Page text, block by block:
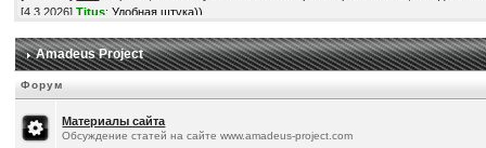
[4.3.2026]Titus:Удобная штука))
[28.2.2026]Titus:По ценам - наверное да))
[28.2.2026]Titus:Понимаю))
[28.2.2026
[28.2.2026]SSh: Кстати, это на самом деле так? -https://www.drom.ru/world/
[28.2.2026
: Нет, неохота... Обленился в последнее время )))
[22.2.2026]Titus:Супер! Поздравляю!) Твори БЖ, если есть время-желание, всем
Amadeus Project
Форум
Материалы сайта
Обсуждение статей на сайте www.amadeus-project.com